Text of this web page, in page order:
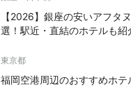
【2026】銀座の安いアフタ
選！駅近・直結のホテルも紹
東京都
福岡空港周辺のおすすめホテ